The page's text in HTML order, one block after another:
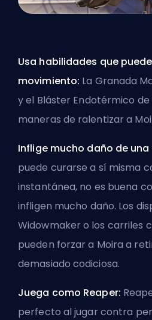
Usa habilidades que
movimiento: La Granada
y el Bláster Endotérmico de
maneras de ralentizar a
Inflige mucho daño de
puede curarse a sí misma
instantánea, no es buena
infligen mucho daño. Los
Widowmaker o los carriles
pueden forzar a Moira a
demasiado codiciosa.
Juega como Reaper:
perfecto al jugar contra